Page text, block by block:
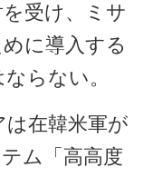
受け、ミサ
に導入する
らない。
在韓米軍が
ム「高高度